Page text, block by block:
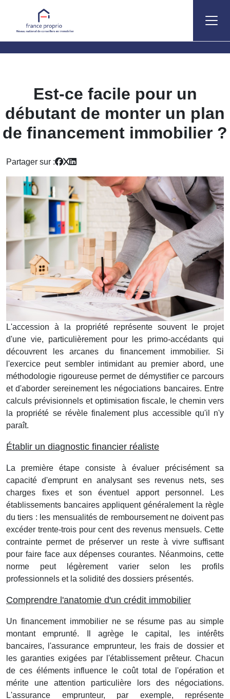
Actualités
Est-ce facile pour un débutant de monter un plan de
Est-ce facile pour un
débutant de monter un plan
de financement immobilier ?
Partager sur :
L'accession à la propriété représente souvent le projet
d'une vie, particulièrement pour les primo-accédants qui
découvrent les arcanes du financement immobilier. Si
l'exercice peut sembler intimidant au premier abord, une
méthodologie rigoureuse permet de démystifier ce parcours
et d'aborder sereinement les négociations bancaires. Entre
calculs prévisionnels et optimisation fiscale, le chemin vers
la propriété se révèle finalement plus accessible qu'il n'y
paraît.
Établir un diagnostic financier réaliste
La première étape consiste à évaluer précisément sa
capacité d'emprunt en analysant ses revenus nets, ses
charges fixes et son éventuel apport personnel. Les
établissements bancaires appliquent généralement la règle
du tiers : les mensualités de remboursement ne doivent pas
excéder trente-trois pour cent des revenus mensuels. Cette
contrainte permet de préserver un reste à vivre suffisant
pour faire face aux dépenses courantes. Néanmoins, cette
norme peut légèrement varier selon les profils
professionnels et la solidité des dossiers présentés.
Comprendre l'anatomie d'un crédit immobilier
Un financement immobilier ne se résume pas au simple
montant emprunté. Il agrège le capital, les intérêts
bancaires, l'assurance emprunteur, les frais de dossier et
les garanties exigées par l'établissement prêteur. Chacun
de ces éléments influence le coût total de l'opération et
mérite une attention particulière lors des négociations.
L'assurance emprunteur, par exemple, représente